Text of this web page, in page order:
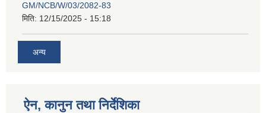
GM/NCB/W/03/2082-83
मिति: 12/15/2025 - 15:18
अन्य
ऐन, कानुन तथा निर्देशिका